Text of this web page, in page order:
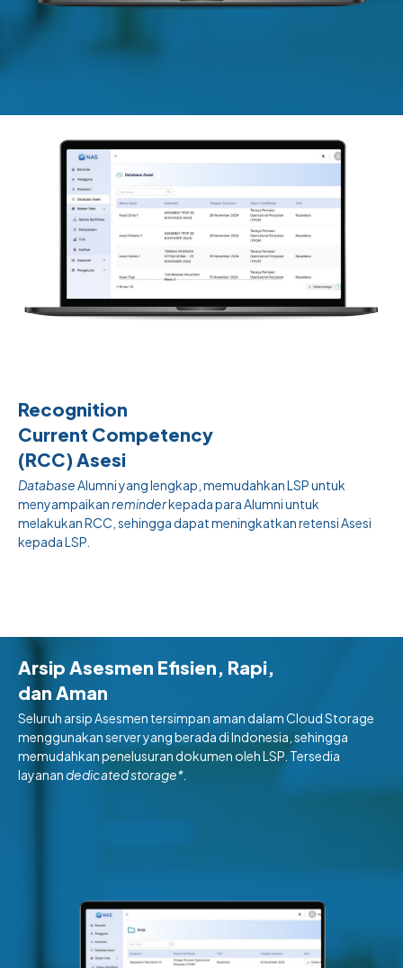
Recognition
Current Competency
(RCC) Asesi
DatabaseAlumni yang lengkap, memudahkan LSP untuk
menyampaikanreminderkepada para Alumni untuk
melakukan RCC, sehingga dapat meningkatkan retensi Asesi
kepada LSP.
Arsip Asesmen Efisien, Rapi,
dan Aman
Seluruh arsip Asesmen tersimpan aman dalam Cloud Storage
menggunakan server yang berada di Indonesia, sehingga
memudahkan penelusuran dokumen oleh LSP. Tersedia
layanandedicated storage*.